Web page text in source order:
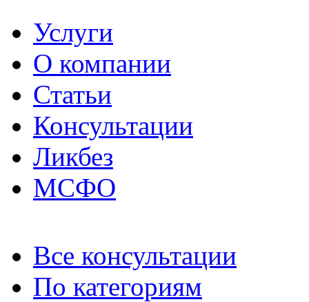
Услуги
О компании
Статьи
Консультации
Ликбез
МСФО
Все консультации
По категориям